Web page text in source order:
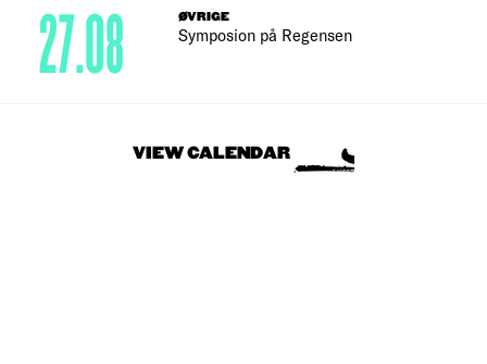
ØVRIGE
Symposion på Regensen
27.08
VIEW CALENDAR